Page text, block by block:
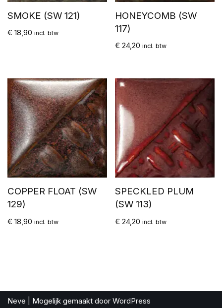
SMOKE (SW 121)
€ 18,90 incl. btw
HONEYCOMB (SW
117)
€ 24,20 incl. btw
COPPER FLOAT (SW
129)
€ 18,90 incl. btw
SPECKLED PLUM
(SW 113)
€ 24,20 incl. btw
Neve | Mogelijk gemaakt door WordPress